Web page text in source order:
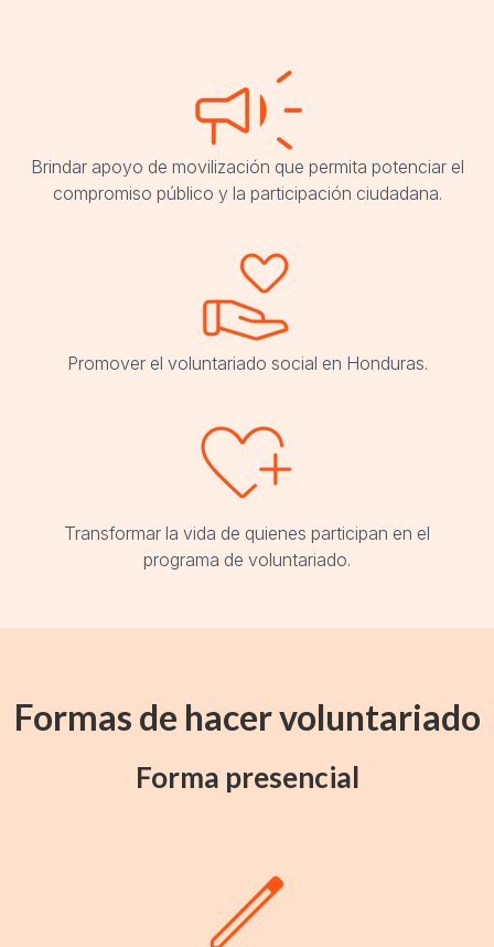
Brindar apoyo de movilización que permita potenciar el
compromiso público y la participación ciudadana.
Promover el voluntariado social en Honduras.
Transformar la vida de quienes participan en el
programa de voluntariado.
Formas de hacer voluntariado
Forma presencial